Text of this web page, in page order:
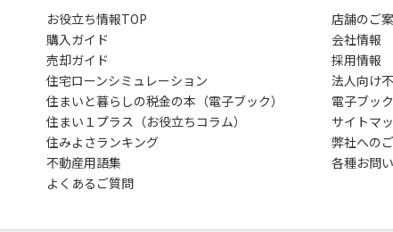
お役立ち情報TOP
購入ガイド
売却ガイド
住宅ローンシミュレーション
住まいと暮らしの税金の本（電子ブック）
住まい１プラス（お役立ちコラム）
住みよさランキング
不動産用語集
よくあるご質問
店舗のご
会社情報
採用情報
法人向け
電子ブック
サイトマ
弊社への
各種お問